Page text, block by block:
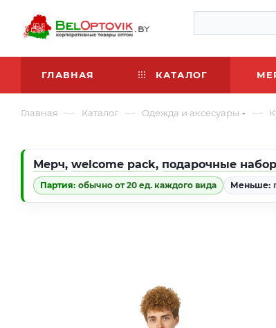
ГЛАВНАЯ КАТАЛОГ
Главная — Каталог — Одежда и аксесуары —
Мерч, welcome pack, подарочные
Партия: обычно от 20 ед. каждого вида Меньше: